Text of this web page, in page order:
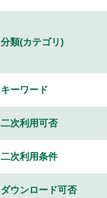
分類(カテゴリ)
キーワード
二次利用可否
二次利用条件
ダウンロード可否